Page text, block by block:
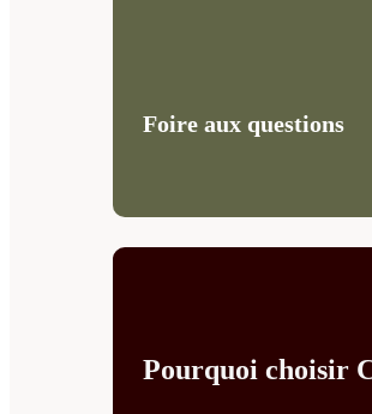
Foire aux questions
Pourquoi choisir